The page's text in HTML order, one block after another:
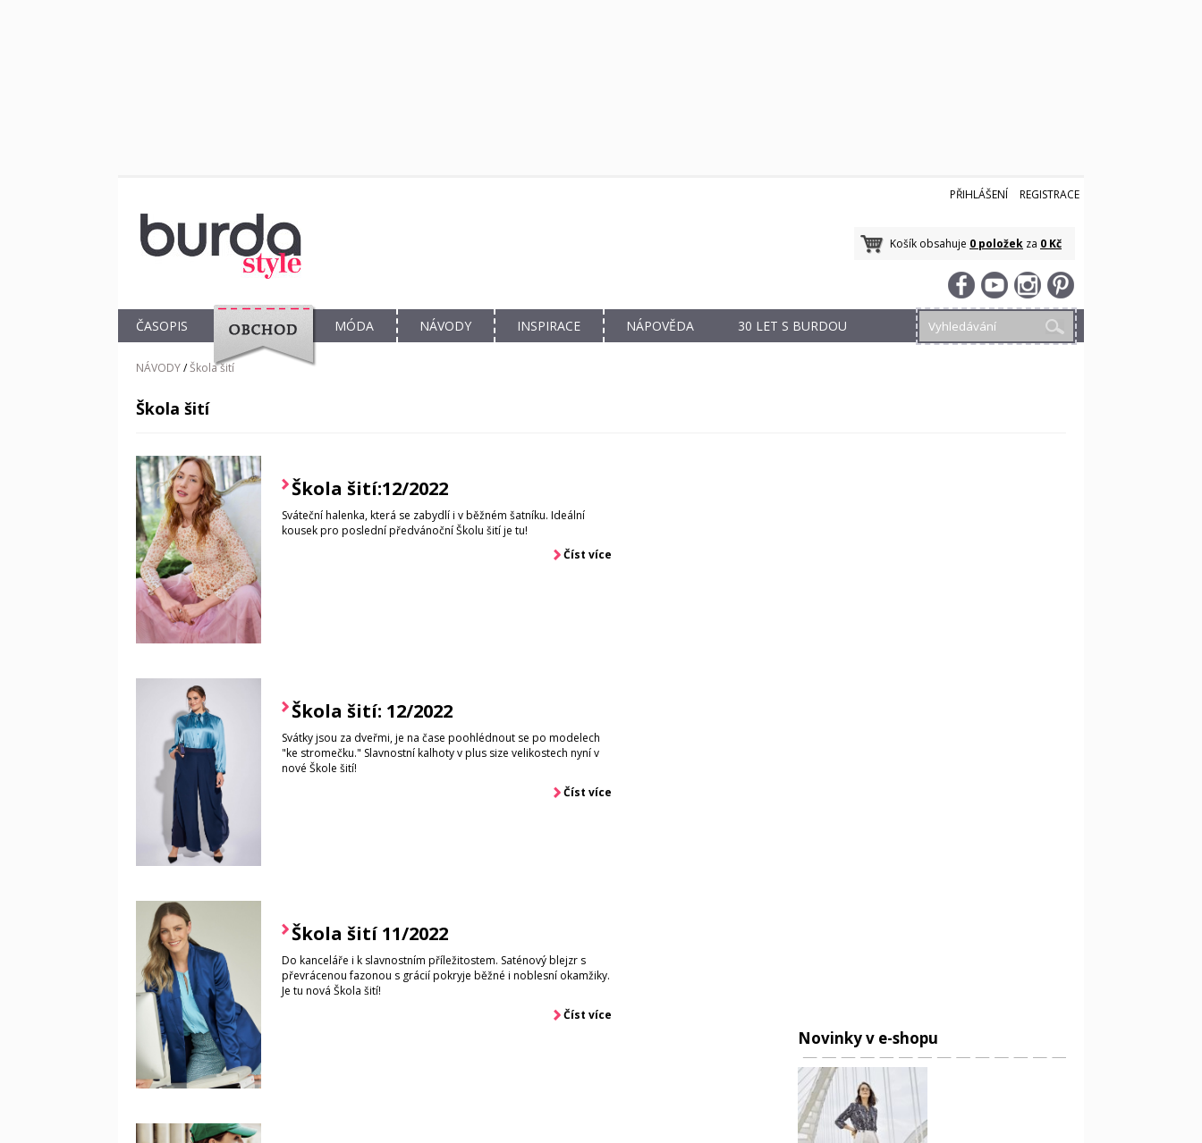
PŘIHLÁŠENÍ REGISTRACE
Košík obsahuje 0 položek za 0 Kč
ČASOPIS
OBCHOD
MÓDA NÁVODY INSPIRACE NÁPOVĚDA 30 LET S BURDOU
NÁVODY/Škola šití
Škola šití
Škola šití:12/2022
Sváteční halenka, která se zabydlí i v běžném šatníku. Ideální
kousek pro poslední předvánoční Školu šití je tu!
Číst více
Škola šití: 12/2022
Svátky jsou za dveřmi, je na čase poohlédnout se po modelech
"ke stromečku." Slavnostní kalhoty v plus size velikostech nyní v
nové Škole šití!
Číst více
Škola šití 11/2022
Do kanceláře i k slavnostním příležitostem. Saténový blejzr s
převrácenou fazonou s grácií pokryje běžné i noblesní okamžiky.
Je tu nová Škola šití!
Číst více
Novinky v e-shopu